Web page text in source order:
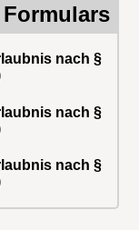
nach §
nach §
nach §